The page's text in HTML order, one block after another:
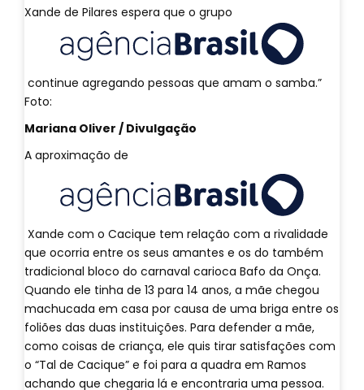
Xande de Pilares espera que o grupo
continue agregando pessoas que amam o samba.”
Foto:
Mariana Oliver / Divulgação
A aproximação de
Xande com o Cacique tem relação com a rivalidade
que ocorria entre os seus amantes e os do também
tradicional bloco do carnaval carioca Bafo da Onça.
Quando ele tinha de 13 para 14 anos, a mãe chegou
machucada em casa por causa de uma briga entre os
foliões das duas instituições. Para defender a mãe,
como coisas de criança, ele quis tirar satisfações com
o “Tal de Cacique” e foi para a quadra em Ramos
achando que chegaria lá e encontraria uma pessoa.